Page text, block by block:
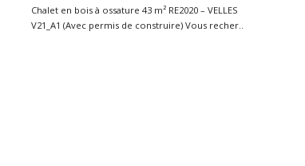
Chalet en bois à ossature 43 m² RE2020 – VELLES
V21_A1 (Avec permis de construire) Vous recher..